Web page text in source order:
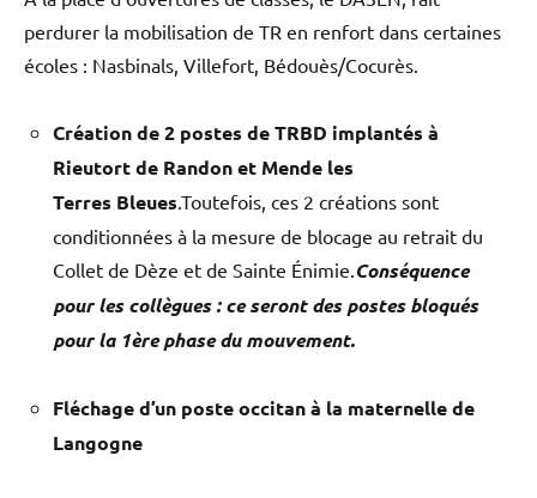
perdurer la mobilisation de TR en renfort dans certaines
écoles : Nasbinals, Villefort, Bédouès/Cocurès.
Création de 2 postes de TRBD implantés à
Rieutort de Randon et Mende les
Terres Bleues .Toutefois, ces 2 créations sont
conditionnées à la mesure de blocage au retrait du
Collet de Dèze et de Sainte Énimie. Conséquence
pour les collègues : ce seront des postes bloqués
pour la 1ère phase du mouvement.
Fléchage d’un poste occitan à la maternelle de
Langogne